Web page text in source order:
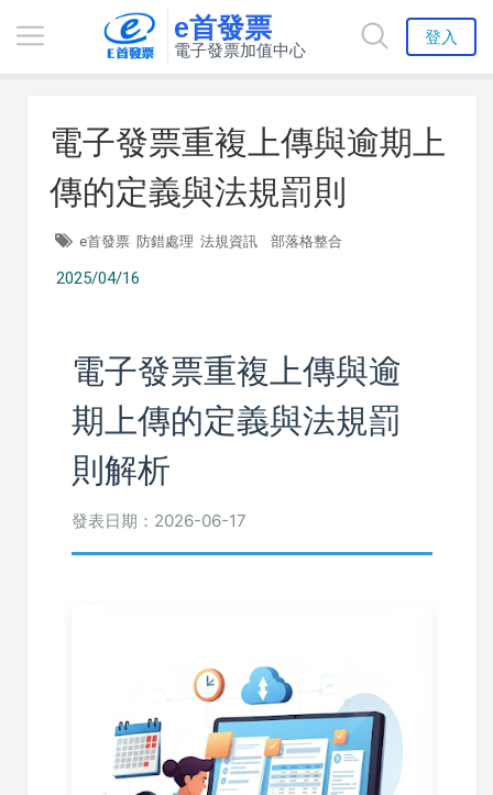
e首發票
電子發票加值中心
登入
電子發票重複上傳與逾期上
傳的定義與法規罰則
e首發票 防錯處理 法規資訊 部落格整合
2025/04/16
電子發票重複上傳與逾
期上傳的定義與法規罰
則解析
發表日期：2026-06-17